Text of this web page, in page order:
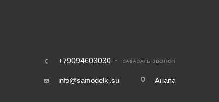
+79094603030 ЗАКАЗАТЬ ЗВОНОК
info@samodelki.su Анапа